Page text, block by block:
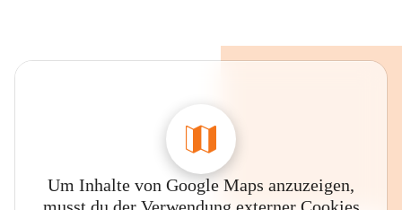
Um Inhalte von Google Maps anzuzeigen,